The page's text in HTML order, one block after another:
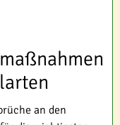
an den